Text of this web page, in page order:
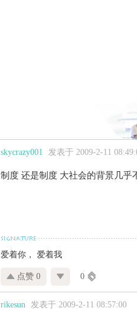
skycrazy001 发表于 2009-2-11
制度 还是制度 大社会的背景几乎
爱着你， 爱着我
点赞 0 0
rikesun 发表于 2009-2-11 08:57:00